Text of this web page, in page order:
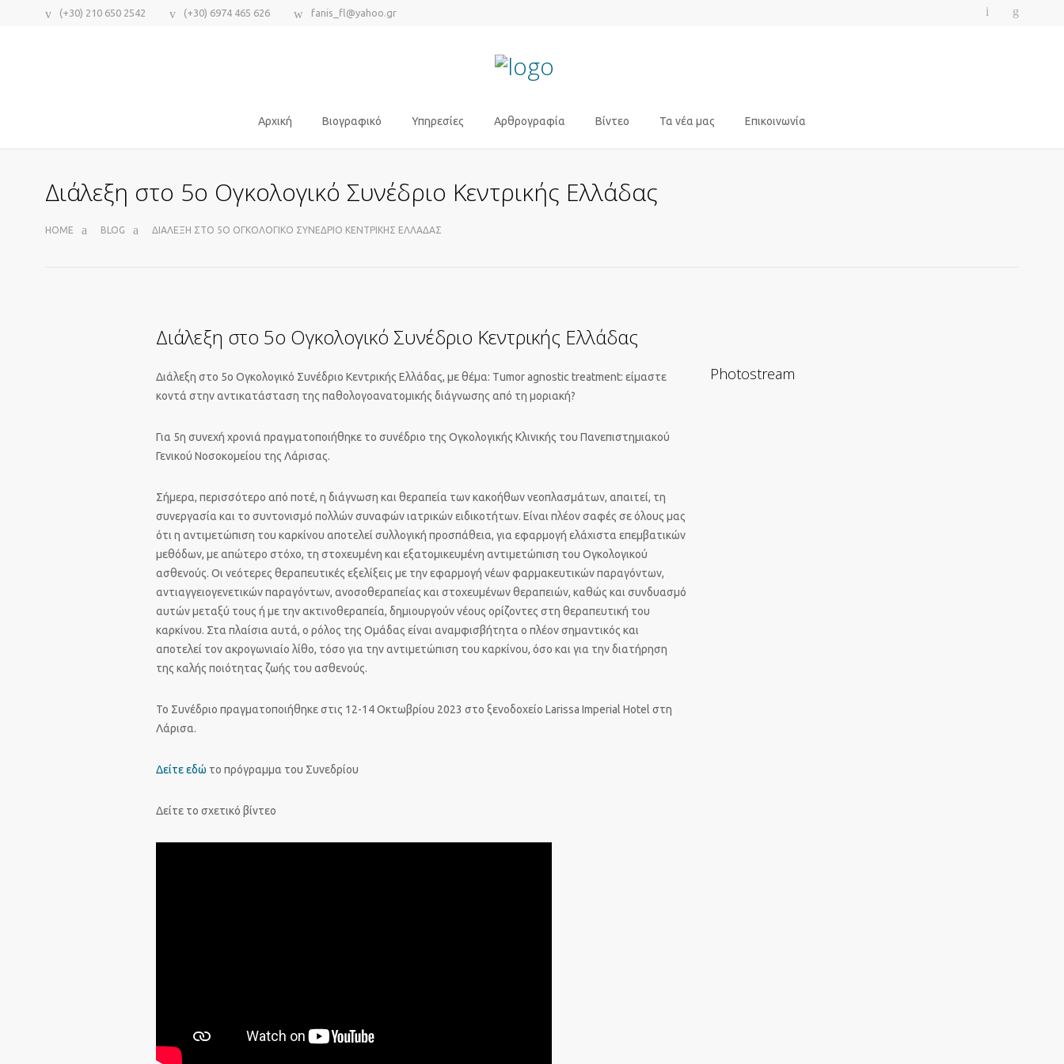
(+30) 210 650 2542 (+30) 6974 465 626 fanis_fl@yahoo.gr
Αρχική Βιογραφικό Υπηρεσίες Αρθρογραφία Βίντεο Τα νέα μας Επικοινωνία
Διάλεξη στο 5ο Ογκολογικό Συνέδριο Κεντρικής Ελλάδας
HOME BLOG ΔΙΆΛΕΞΗ ΣΤΟ 5Ο ΟΓΚΟΛΟΓΙΚΌ ΣΥΝΈΔΡΙΟ ΚΕΝΤΡΙΚΉΣ ΕΛΛΆΔΑΣ
Διάλεξη στο 5ο Ογκολογικό Συνέδριο Κεντρικής Ελλάδας
Διάλεξη στο 5ο Ογκολογικό Συνέδριο Κεντρικής Ελλάδας, με θέμα: Tumor agnostic treatment: είμαστε
κοντά στην αντικατάσταση της παθολογοανατομικής διάγνωσης από τη μοριακή?
Για 5η συνεχή χρονιά πραγματοποιήθηκε το συνέδριο της Ογκολογικής Κλινικής του Πανεπιστημιακού
Γενικού Νοσοκομείου της Λάρισας.
Σήμερα, περισσότερο από ποτέ, η διάγνωση και θεραπεία των κακοήθων νεοπλασμάτων, απαιτεί, τη
συνεργασία και το συντονισμό πολλών συναφών ιατρικών ειδικοτήτων. Είναι πλέον σαφές σε όλους μας
ότι η αντιμετώπιση του καρκίνου αποτελεί συλλογική προσπάθεια, για εφαρμογή ελάχιστα επεμβατικών
μεθόδων, με απώτερο στόχο, τη στοχευμένη και εξατομικευμένη αντιμετώπιση του Ογκολογικού
ασθενούς. Οι νεότερες θεραπευτικές εξελίξεις με την εφαρμογή νέων φαρμακευτικών παραγόντων,
αντιαγγειογενετικών παραγόντων, ανοσοθεραπείας και στοχευμένων θεραπειών, καθώς και συνδυασμό
αυτών μεταξύ τους ή με την ακτινοθεραπεία, δημιουργούν νέους ορίζοντες στη θεραπευτική του
καρκίνου. Στα πλαίσια αυτά, ο ρόλος της Ομάδας είναι αναμφισβήτητα ο πλέον σημαντικός και
αποτελεί τον ακρογωνιαίο λίθο, τόσο για την αντιμετώπιση του καρκίνου, όσο και για την διατήρηση
της καλής ποιότητας ζωής του ασθενούς.
Το Συνέδριο πραγματοποιήθηκε στις 12-14 Οκτωβρίου 2023 στο ξενοδοχείο Larissa Imperial Hotel στη
Λάρισα.
Δείτε εδώ το πρόγραμμα του Συνεδρίου
Δείτε το σχετικό βίντεο
Photostream